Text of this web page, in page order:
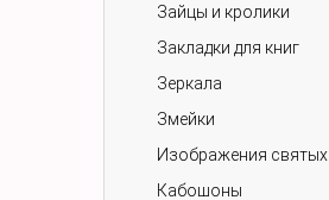
Зайцы и кролики
Закладки для книг
Зеркала
Змейки
Изображения святых
Кабошоны